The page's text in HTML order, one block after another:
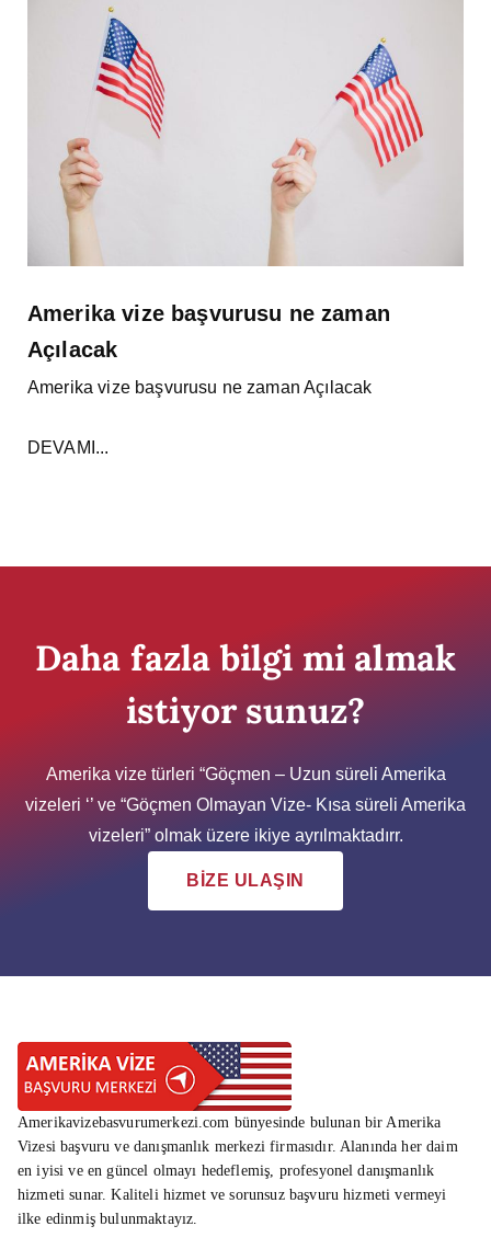
Amerika vize başvurusu ne zaman
Açılacak
Amerika vize başvurusu ne zaman Açılacak
DEVAMI...
Daha fazla bilgi mi almak
istiyor sunuz?
Amerika vize türleri “Göçmen – Uzun süreli Amerika
vizeleri ‘’ ve “Göçmen Olmayan Vize- Kısa süreli Amerika
vizeleri” olmak üzere ikiye ayrılmaktadırr.
BİZE ULAŞIN
Amerikavizebasvurumerkezi.com bünyesinde bulunan bir Amerika
Vizesi başvuru ve danışmanlık merkezi firmasıdır. Alanında her daim
en iyisi ve en güncel olmayı hedeflemiş, profesyonel danışmanlık
hizmeti sunar. Kaliteli hizmet ve sorunsuz başvuru hizmeti vermeyi
ilke edinmiş bulunmaktayız.